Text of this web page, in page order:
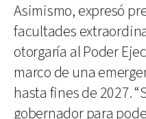
Asimismo, expresó
facultades
otorgaría al Poder
marco de una
hasta fines de 2027.
gobernador para